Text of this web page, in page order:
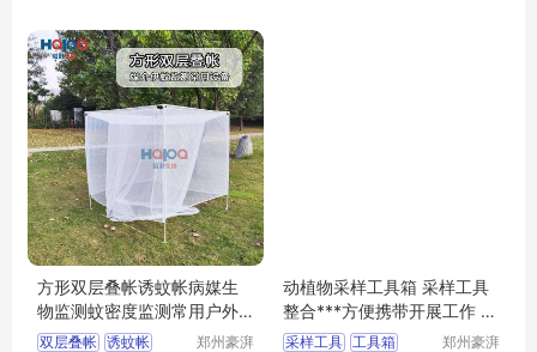
方形双层叠帐诱蚊帐病媒生
物监测蚊密度监测常用户外
监测工具
双层叠帐 诱蚊帐
郑州豪湃
动植物采样工具箱 采样工具
整合***方便携带开展工作 智
科
采样工具 工具箱
郑州豪湃